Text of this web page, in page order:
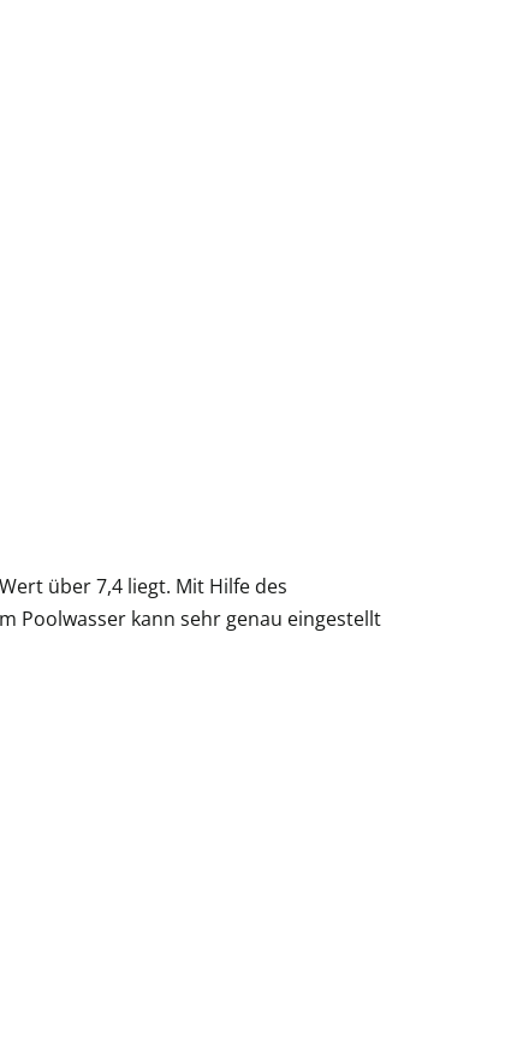
über 7,4 liegt. Mit Hilfe des
Poolwasser kann sehr genau eingestellt